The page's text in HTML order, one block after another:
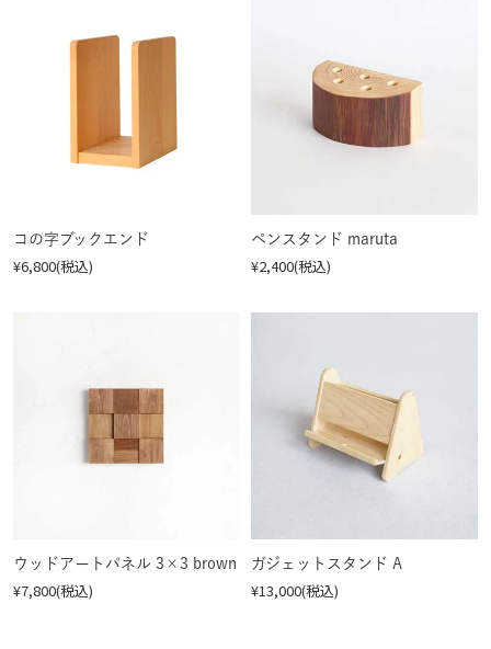
コの字ブックエンド
¥6,800(税込)
ペンスタンド maruta
¥2,400(税込)
ウッドアートパネル 3×3 brown
¥7,800(税込)
ガジェットスタンド A
¥13,000(税込)